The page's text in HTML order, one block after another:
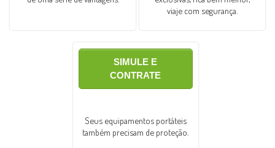
viaje com segurança.
Seus equipamentos portáteis
também precisam de proteção.
SIMULE E
CONTRATE